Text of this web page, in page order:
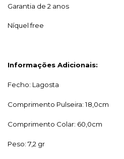
Garantia de 2 anos
Níquel free
Informações Adicionais:
Fecho: Lagosta
Comprimento Pulseira: 18,0cm
Comprimento Colar: 60,0cm
Peso: 7,2 gr